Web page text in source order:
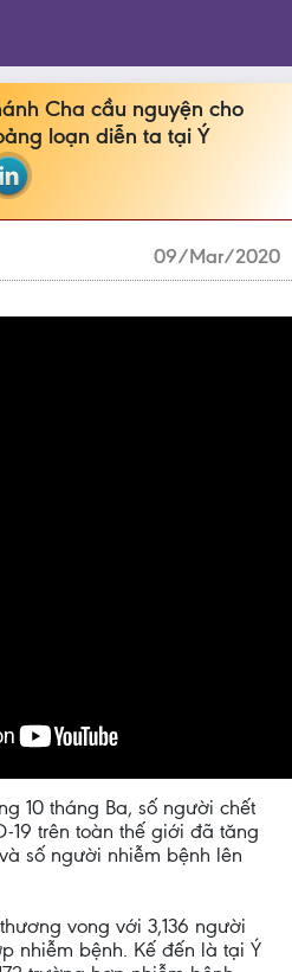
Cha cầu nguyện cho
loạn diễn ta tại Ý
09/Mar/2020
10 tháng Ba, số người chết
19 trên toàn thế giới đã tăng
số người nhiễm bệnh lên
vong với 3,136 người
nhiễm bệnh. Kế đến là tại Ý